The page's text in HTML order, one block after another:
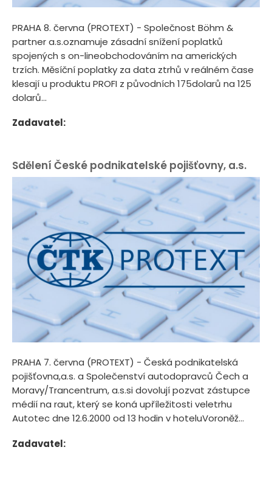
PRAHA 8. června (PROTEXT) - Společnost Böhm &
partner a.s.oznamuje zásadní snížení poplatků
spojených s on-lineobchodováním na amerických
trzích. Měsíční poplatky za data ztrhů v reálném čase
klesají u produktu PROFI z původních 175dolarů na 125
dolarů...
Zadavatel:
Sdělení České podnikatelské pojišťovny, a.s.
PRAHA 7. června (PROTEXT) - Česká podnikatelská
pojišťovna,a.s. a Společenství autodopravců Čech a
Moravy/Trancentrum, a.s.si dovolují pozvat zástupce
médií na raut, který se koná upříležitosti veletrhu
Autotec dne 12.6.2000 od 13 hodin v hoteluVoroněž...
Zadavatel: